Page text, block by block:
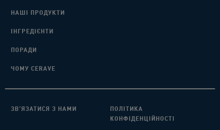
НАШІ ПРОДУКТИ
ІНГРЕДІЄНТИ​
ПОРАДИ​
ЧОМУ CERAVE
ЗВ’ЯЗАТИСЯ З НАМИ​
ПОЛІТИКА
КОНФІДЕНЦІЙНОСТІ